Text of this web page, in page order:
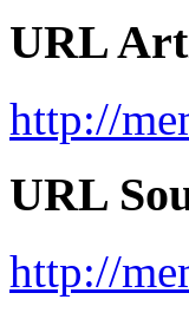
URL
http://
URL
http://